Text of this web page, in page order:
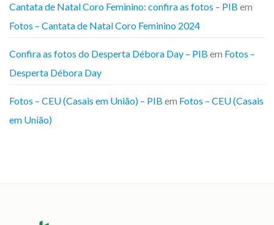
Cantata de Natal Coro Feminino: confira as fotos – PIB em
Fotos – Cantata de Natal Coro Feminino 2024
Confira as fotos do Desperta Débora Day – PIB em Fotos –
Desperta Débora Day
Fotos – CEU (Casais em União) – PIB em Fotos – CEU (Casais
em União)